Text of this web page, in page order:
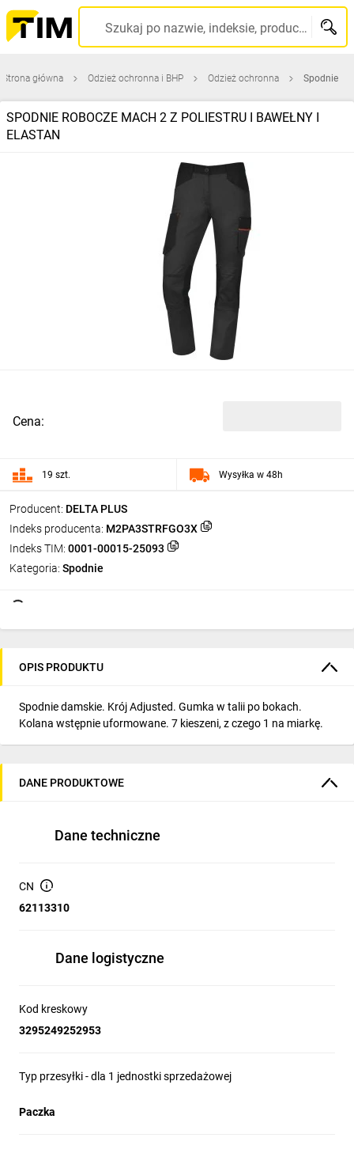
Szukaj po nazwie, indeksie, producencie, kodzie kreskowym...
Strona główna Odzież ochronna i BHP Odzież ochronna Spodnie
SPODNIE ROBOCZE MACH 2 Z POLIESTRU I BAWEŁNY I
ELASTAN
Producent: DELTA PLUS
Indeks producenta: M2PA3STRFGO3X
Indeks TIM: 0001-00015-25093
Kategoria: Spodnie
Cena:
19 szt. Wysyłka w 48h
OPIS PRODUKTU
Spodnie damskie. Krój Adjusted. Gumka w talii po bokach.
Kolana wstępnie uformowane. 7 kieszeni, z czego 1 na miarkę.
DANE PRODUKTOWE
Dane techniczne
CN
62113310
Dane logistyczne
Kod kreskowy
3295249252953
Typ przesyłki - dla 1 jednostki sprzedażowej
Paczka